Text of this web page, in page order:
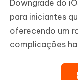
Downgrade do
para iniciantes
oferecendo um
complicações